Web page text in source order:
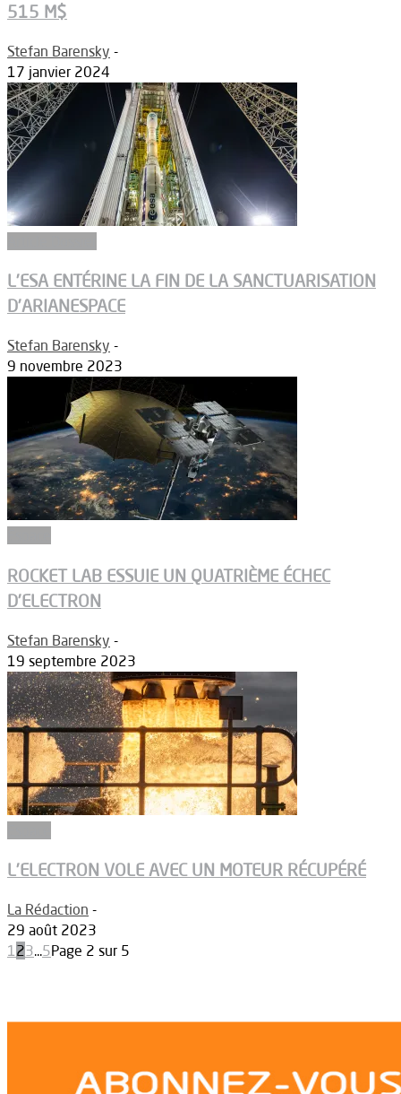
515 M$
Stefan Barensky -
17 janvier 2024
L’ESA ENTÉRINE LA FIN DE LA SANCTUARISATION
D’ARIANESPACE
Stefan Barensky -
9 novembre 2023
ROCKET LAB ESSUIE UN QUATRIÈME ÉCHEC
D’ELECTRON
Stefan Barensky -
19 septembre 2023
L’ELECTRON VOLE AVEC UN MOTEUR RÉCUPÉRÉ
La Rédaction -
29 août 2023
123...5Page 2 sur 5